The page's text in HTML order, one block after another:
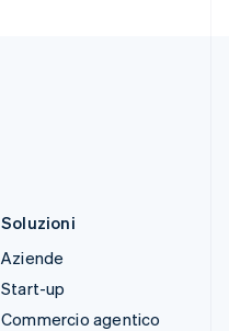
Soluzioni
Aziende
Start-up
Commercio agentico